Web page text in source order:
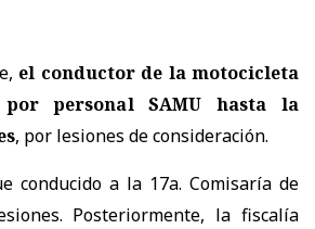
el conductor de la motocicleta
personal SAMU hasta la
, por lesiones de consideración.
conducido a la 17a. Comisaría de
Posteriormente, la fiscalía